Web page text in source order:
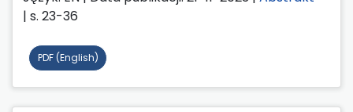
| s. 23-36
PDF (English)